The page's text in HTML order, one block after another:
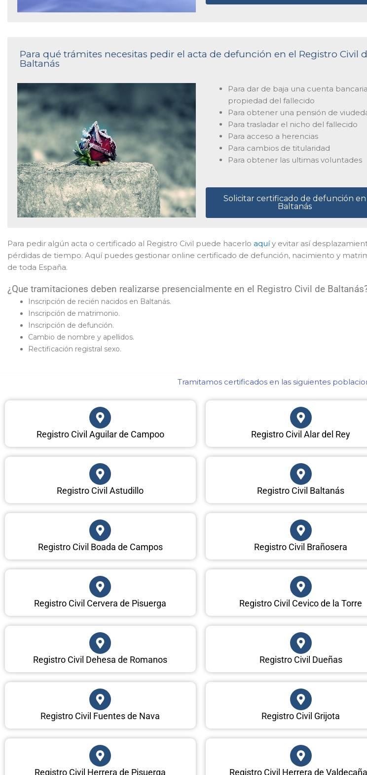
Para qué trámites necesitas pedir el acta de defunción en el Registro Civil
Baltanás
Para dar de baja una cuenta bancaria
propiedad del fallecido
Para obtener una pensión de
Para trasladar el nicho del fallecido
Para acceso a herencias
Para cambios de titularidad
Para obtener las ultimas voluntades
Solicitar certificado de defunción en
Baltanás
Para pedir algún acta o certificado al Registro Civil puede hacerlo aquíy evitar así
pérdidas de tiempo. Aquí puedes gestionar online certificado de defunción, nacimiento y
de toda España.
¿Que tramitaciones deben realizarse presencialmente en el Registro Civil de
Inscripción de recién nacidos en Baltanás.
Inscripción de matrimonio.
Inscripción de defunción.
Cambio de nombre y apellidos.
Rectificación registral sexo.
Tramitamos certificados en las siguientes
Registro Civil Aguilar de Campoo Registro Civil Alar del Rey
Registro Civil Astudillo Registro Civil Baltanás
Registro Civil Boada de Campos Registro Civil Brañosera
Registro Civil Cervera de Pisuerga Registro Civil Cevico de la Torre
Registro Civil Dehesa de Romanos Registro Civil Dueñas
Registro Civil Fuentes de Nava Registro Civil Grijota
Registro Civil Herrera de Pisuerga Registro Civil Herrera de